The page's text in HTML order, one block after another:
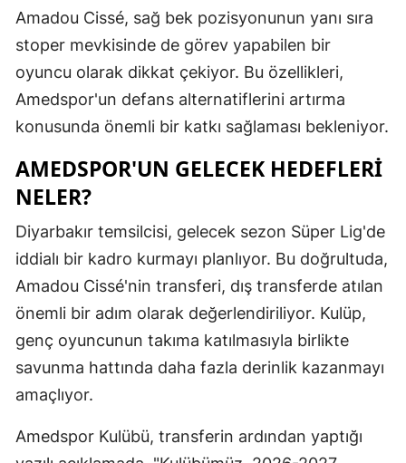
Mersin
İstanbul
İzmir
Kastamonu
Kırklareli
Kırşehir
Kocaeli
Konya
Malatya
Amadou Cissé, sağ bek pozisyonunun yanı sıra
stoper mevkisinde de görev yapabilen bir
oyuncu olarak dikkat çekiyor. Bu özellikleri,
Amedspor'un defans alternatiflerini artırma
konusunda önemli bir katkı sağlaması bekleniyor.
AMEDSPOR'UN GELECEK HEDEFLERI
NELER?
Diyarbakır temsilcisi, gelecek sezon Süper Lig'de
iddialı bir kadro kurmayı planlıyor. Bu doğrultuda,
Amadou Cissé'nin transferi, dış transferde atılan
önemli bir adım olarak değerlendiriliyor. Kulüp,
genç oyuncunun takıma katılmasıyla birlikte
savunma hattında daha fazla derinlik kazanmayı
amaçlıyor.
Amedspor Kulübü, transferin ardından yaptığı